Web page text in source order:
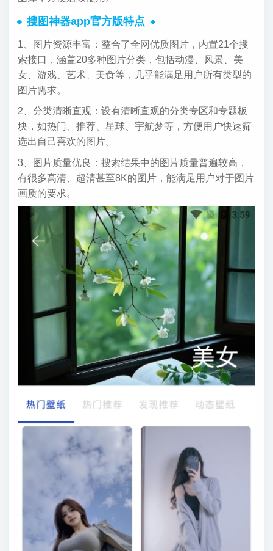
搜图神器app官方版特点
1、图片资源丰富：整合了全网优质图片，内置21个搜
索接口，涵盖20多种图片分类，包括动漫、风景、美
女、游戏、艺术、美食等，几乎能满足用户所有类型的
图片需求。
2、分类清晰直观：设有清晰直观的分类专区和专题板
块，如热门、推荐、星球、宇航梦等，方便用户快速筛
选出自己喜欢的图片。
3、图片质量优良：搜索结果中的图片质量普遍较高，
有很多高清、超清甚至8K的图片，能满足用户对于图片
画质的要求。